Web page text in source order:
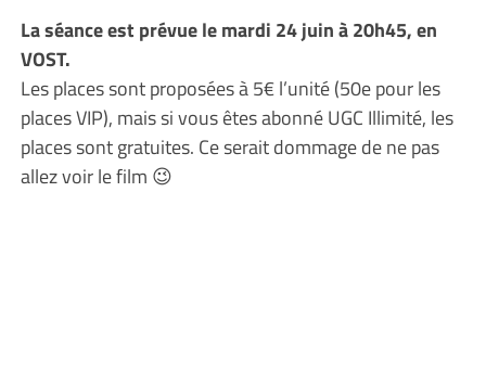
La séance est prévue le mardi 24 juin à 20h45, en
VOST.
Les places sont proposées à 5€ l’unité (50e pour les
places VIP), mais si vous êtes abonné UGC Illimité, les
places sont gratuites. Ce serait dommage de ne pas
allez voir le film 😉